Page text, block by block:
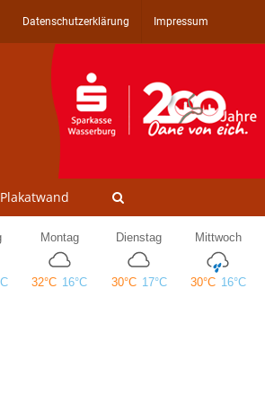
Datenschutzerklärung Impressum
Plakatwand